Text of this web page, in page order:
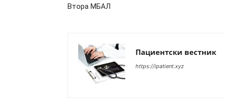
Втора МБАЛ
Пациентски вестник
https://ipatient.xyz